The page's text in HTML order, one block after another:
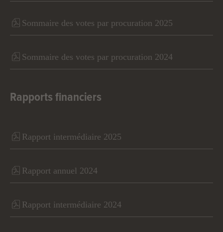
Sommaire des votes par procuration 2025
Sommaire des votes par procuration 2024
Rapports financiers
Rapport intermédiaire 2025
Rapport annuel 2024
Rapport intermédiaire 2024